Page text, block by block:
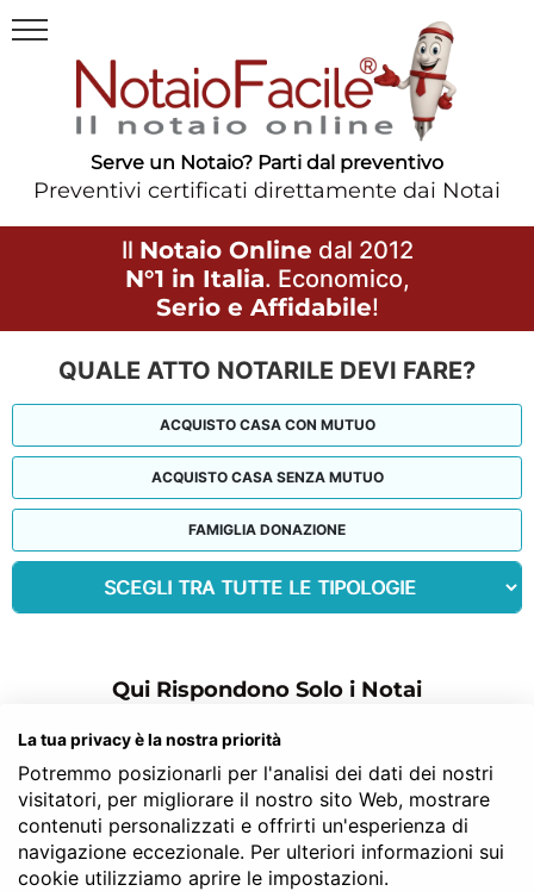
Serve un Notaio? Parti dal preventivo
Preventivi certificati direttamente dai Notai
Il Notaio Online dal 2012
N°1 in Italia. Economico,
Serio e Affidabile!
QUALE ATTO NOTARILE DEVI FARE?
ACQUISTO CASA CON MUTUO
ACQUISTO CASA SENZA MUTUO
FAMIGLIA DONAZIONE
Qui Rispondono Solo i Notai
commenti per: notaio casa
Massimo V.
La tua privacy è la nostra priorità
Potremmo posizionarli per l'analisi dei dati dei nostri
visitatori, per migliorare il nostro sito Web, mostrare
contenuti personalizzati e offrirti un'esperienza di
navigazione eccezionale. Per ulteriori informazioni sui
cookie utilizziamo aprire le impostazioni.